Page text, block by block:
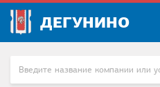
ДЕГУНИНО